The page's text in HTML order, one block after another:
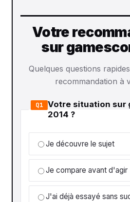
Votre
sur
Quelques questions
recommandation à
Q1 Votre situation sur
2014 ?
Je découvre le sujet
Je compare avant d'agir
J'ai déjà essayé sans